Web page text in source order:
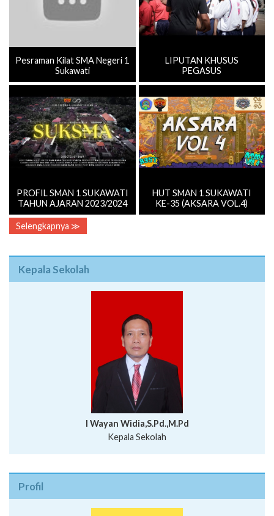
Pesraman Kilat SMA Negeri 1
Sukawati
LIPUTAN KHUSUS
PEGASUS
PROFIL SMAN 1 SUKAWATI
TAHUN AJARAN 2023/2024
HUT SMAN 1 SUKAWATI
KE-35 (AKSARA VOL.4)
Selengkapnya ≫
Kepala Sekolah
I Wayan Widia,S.Pd.,M.Pd
Kepala Sekolah
Profil